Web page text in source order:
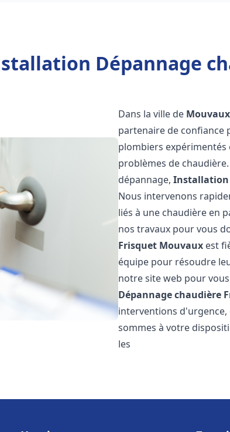
Dépannage
Dans la ville de Mouvaux
partenaire de confiance
plombiers
problèmes de
dépannage,Installation
Nous intervenons
liés à une chaudière en
nos travaux pour vous
Frisquet Mouvaux est
équipe pour résoudre
notre site web pour
Dépannage chaudière
interventions d'urgence,
sommes à votre
les